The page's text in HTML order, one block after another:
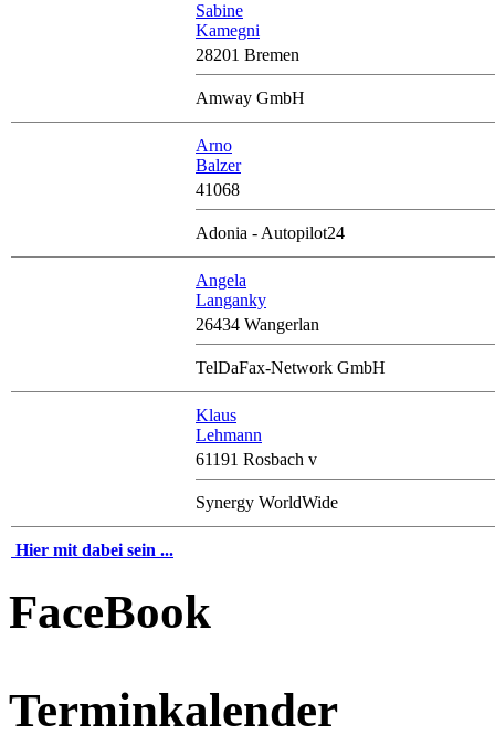
Sabine
Kamegni
28201 Bremen
Amway GmbH
Arno
Balzer
41068
Adonia - Autopilot24
Angela
Langanky
26434 Wangerlan
TelDaFax-Network GmbH
Klaus
Lehmann
61191 Rosbach v
Synergy WorldWide
Hier mit dabei sein ...
FaceBook
Terminkalender